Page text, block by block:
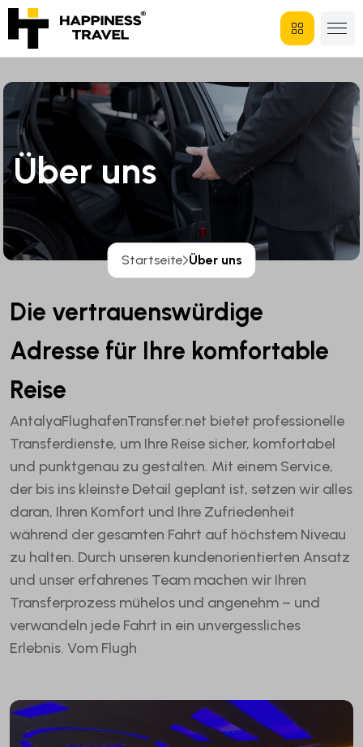
Über uns
Startseite Über uns
Die vertrauenswürdige
Adresse für Ihre komfortable
Reise
AntalyaFlughafenTransfer.net bietet professionelle
Transferdienste, um Ihre Reise sicher, komfortabel
und punktgenau zu gestalten. Mit einem Service,
der bis ins kleinste Detail geplant ist, setzen wir alles
daran, Ihren Komfort und Ihre Zufriedenheit
während der gesamten Fahrt auf höchstem Niveau
zu halten. Durch unseren kundenorientierten Ansatz
und unser erfahrenes Team machen wir Ihren
Transferprozess mühelos und angenehm – und
verwandeln jede Fahrt in ein unvergessliches
Erlebnis. Vom Flugh